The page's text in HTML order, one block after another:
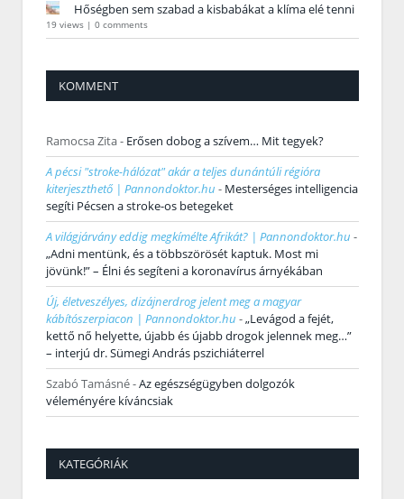
Hőségben sem szabad a kisbabákat a klíma elé tenni
19 views | 0 comments
KOMMENT
Ramocsa Zita- Erősen dobog a szívem… Mit tegyek?
A pécsi "stroke-hálózat" akár a teljes dunántúli régióra
kiterjeszthető | Pannondoktor.hu - Mesterséges intelligencia
segíti Pécsen a stroke-os betegeket
A világjárvány eddig megkímélte Afrikát? | Pannondoktor.hu -
„Adni mentünk, és a többszörösét kaptuk. Most mi
jövünk!” – Élni és segíteni a koronavírus árnyékában
Új, életveszélyes, dizájnerdrog jelent meg a magyar
kábítószerpiacon | Pannondoktor.hu -„Levágod a fejét,
kettő nő helyette, újabb és újabb drogok jelennek meg…”
– interjú dr. Sümegi András pszichiáterrel
Szabó Tamásné-Az egészségügyben dolgozók
véleményére kíváncsiak
KATEGÓRIÁK